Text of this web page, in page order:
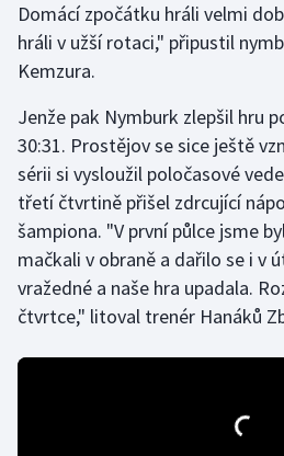
Házená
Jezdectví
Judo
Krasobruslení
Lezení
Lyže a snowboard
Moderní pětiboj
Domácí zpočátku hráli velmi
hráli v užší rotaci," připustil
Kemzura.
Jenže pak Nymburk zlepšil hru
30:31. Prostějov se sice ještě
sérii si vysloužil poločasové
třetí čtvrtině přišel zdrcující
šampiona. "V první půlce jsme
mačkali v obraně a dařilo se i v
vražedné a naše hra upadala.
čtvrtce," litoval trenér Hanáků